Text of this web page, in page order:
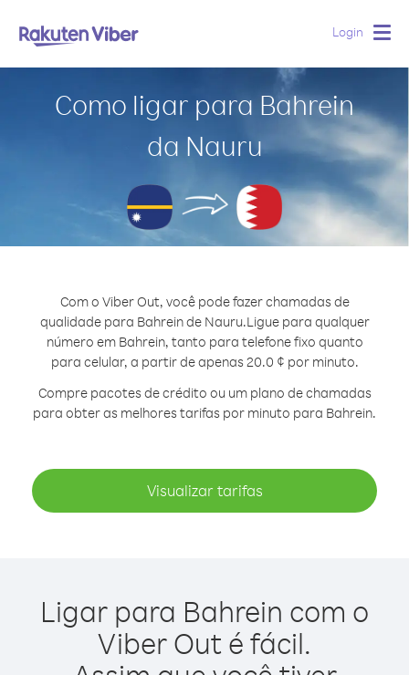
Login
Como ligar para Bahrein
da Nauru
Com o Viber Out, você pode fazer chamadas de
qualidade para Bahrein de Nauru.Ligue para qualquer
número em Bahrein, tanto para telefone fixo quanto
para celular, a partir de apenas 20.0 ¢ por minuto.
Compre pacotes de crédito ou um plano de chamadas
para obter as melhores tarifas por minuto para Bahrein.
Visualizar tarifas
Ligar para Bahrein com o
Viber Out é fácil.